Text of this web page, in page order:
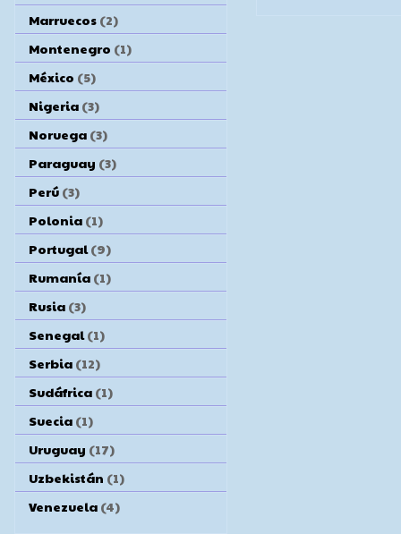
Marruecos (2)
Montenegro (1)
México (5)
Nigeria (3)
Noruega (3)
Paraguay (3)
Perú (3)
Polonia (1)
Portugal (9)
Rumanía (1)
Rusia (3)
Senegal (1)
Serbia (12)
Sudáfrica (1)
Suecia (1)
Uruguay (17)
Uzbekistán (1)
Venezuela (4)